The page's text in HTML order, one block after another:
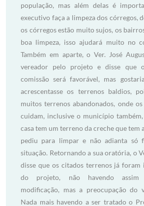
população, mas além delas é
executivo faça a limpeza dos córregos,
os córregos estão muito sujos, os
boa limpeza, isso ajudará muito no
Também em aparte, o Ver. José
vereador pelo projeto e disse que
comissão será favorável, mas
acrescentasse os terrenos baldios,
muitos terrenos abandonados, onde
cuidam, inclusive o município
casa tem um terreno da creche que tem
pediu para limpar e não adianta só
situação. Retornando a sua oratória, o
disse que os citados terrenos já
do projeto, não havendo assim
modificação, mas a preocupação do
Nada mais havendo a ser tratado o